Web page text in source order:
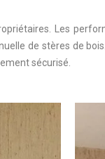
Les
de stères de
sécurisé.